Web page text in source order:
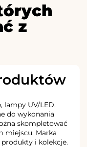
z
lampy UV/LED,
do wykonania
skompletować
miejscu. Marka
i kolekcje.